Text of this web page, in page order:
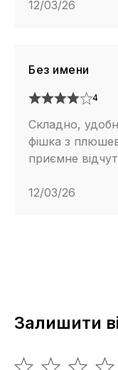
12/03/26
Без имени
4
Складно,
фішка з
приємне
12/03/26
Залишити